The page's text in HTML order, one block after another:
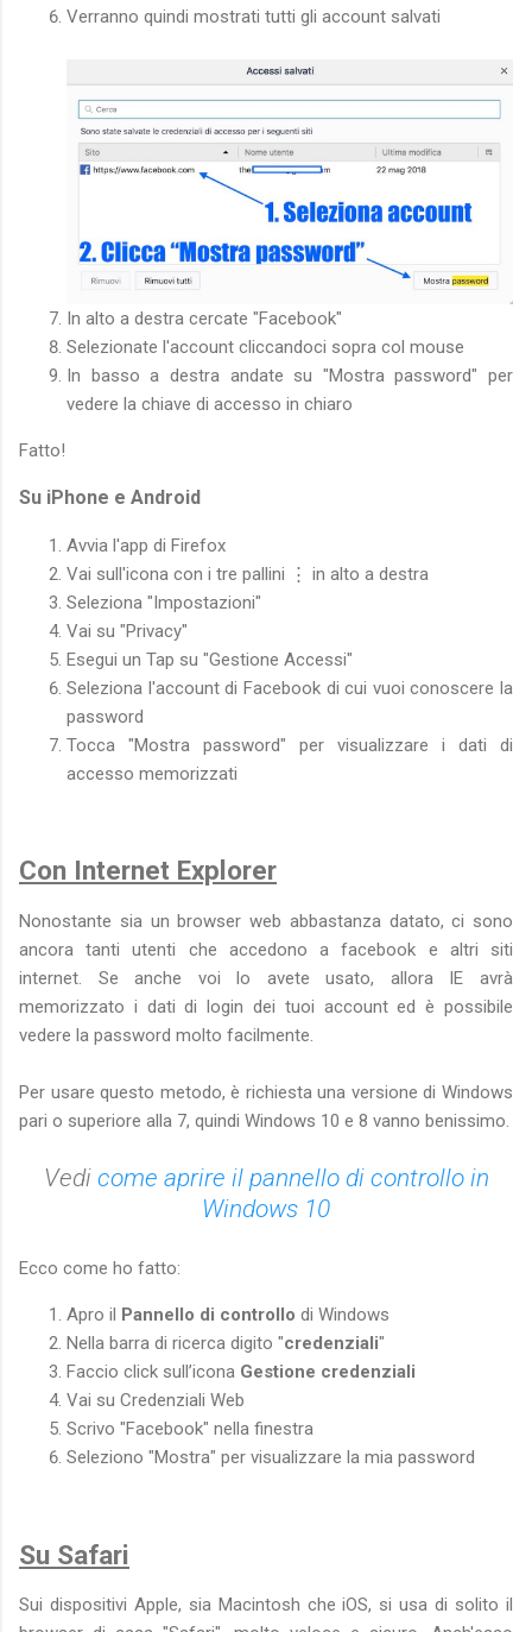
Verranno quindi mostrati tutti gli account salvati
In alto a destra cercate "Facebook"
Selezionate l'account cliccandoci sopra col mouse
In basso a destra andate su "Mostra password" per
vedere la chiave di accesso in chiaro
Fatto!
Su iPhone e Android
Avvia l'app di Firefox
Vai sull'icona con i tre pallini ⋮ in alto a destra
Seleziona "Impostazioni"
Vai su "Privacy"
Esegui un Tap su "Gestione Accessi"
Seleziona l'account di Facebook di cui vuoi conoscere la
password
Tocca "Mostra password" per visualizzare i dati di
accesso memorizzati
Con Internet Explorer
Nonostante sia un browser web abbastanza datato, ci sono
ancora tanti utenti che accedono a facebook e altri siti
internet. Se anche voi lo avete usato, allora IE avrà
memorizzato i dati di login dei tuoi account ed è possibile
vedere la password molto facilmente.
Per usare questo metodo, è richiesta una versione di Windows
pari o superiore alla 7, quindi Windows 10 e 8 vanno benissimo.
Vedi come aprire il pannello di controllo in
Windows 10
Ecco come ho fatto:
Apro il Pannello di controllo di Windows
Nella barra di ricerca digito "credenziali"
Faccio click sull’icona Gestione credenziali
Vai su Credenziali Web
Scrivo "Facebook" nella finestra
Seleziono "Mostra" per visualizzare la mia password
Su Safari
Sui dispositivi Apple, sia Macintosh che iOS, si usa di solito il